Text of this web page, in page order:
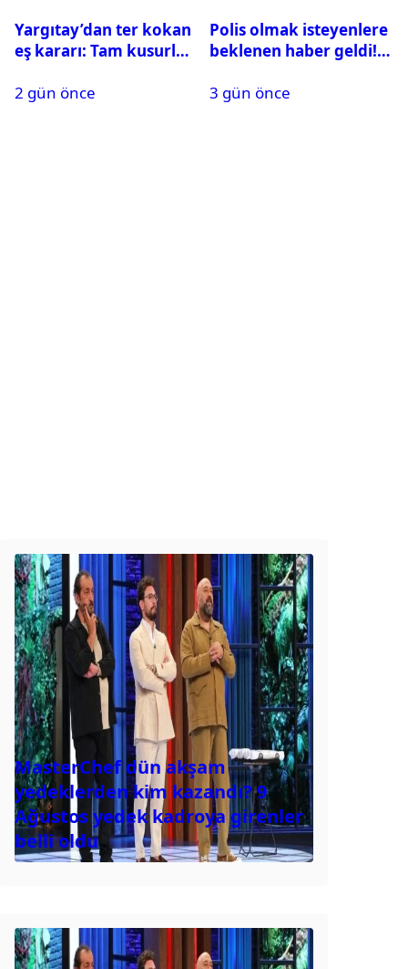
Yargıtay’dan ter kokan
eş kararı: Tam kusurlu
2 gün önce
Polis olmak isteyenlere
beklenen haber geldi!
3 gün önce
MasterChef dün akşam
yedeklerden kim kazandı? 9
Ağustos yedek kadroya girenler
belli oldu